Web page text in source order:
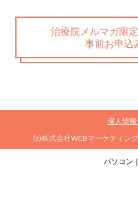
治療院メルマガ限
事前お申込
(c)株式会社WEBマーケティン
個人情
パソコン